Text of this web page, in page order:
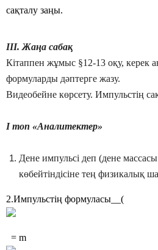
сақталу заңы.
ІІІ. Жаңа сабақ
Кітаппен жұмыс §12-13 оқу, керек
формуларды дәптерге жазу.
Видеобейне көрсету. Импульстің
І топ «Аналитектер»
Дене импульсі деп (дене
көбейтіндісіне тең физикалық
2.Импульстің формуласы__(
= m